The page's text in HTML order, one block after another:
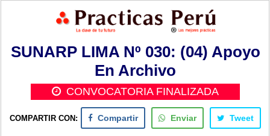
SUNARP LIMA Nº 030: (04) Apoyo
En Archivo
CONVOCATORIA FINALIZADA
COMPARTIR CON: Compartir Enviar Tweet